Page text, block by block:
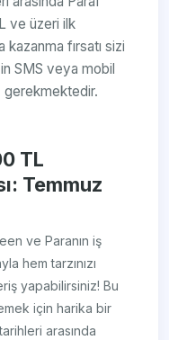
ve üzeri ilk
fırsatı sizi
SMS veya mobil
gerekmektedir.
TL
Temmuz
ve Paranın iş
hem tarzınızı
yapabilirsiniz! Bu
için harika bir
arasında